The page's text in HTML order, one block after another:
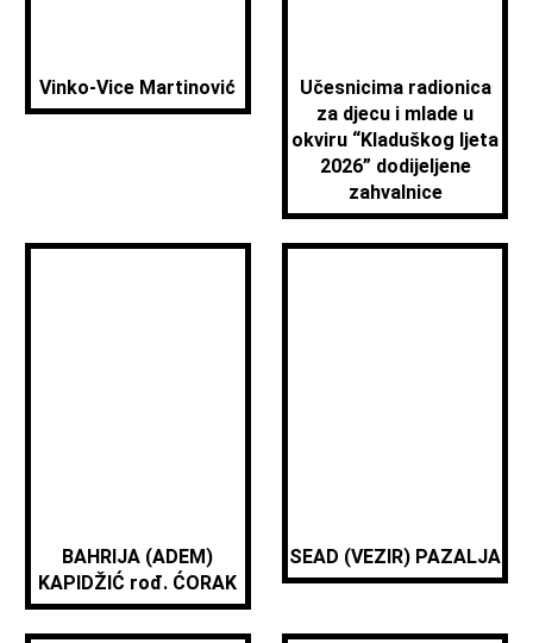
Vinko-Vice Martinović
Učesnicima radionica
za djecu i mlade u
okviru “Kladuškog ljeta
2026” dodijeljene
zahvalnice
BAHRIJA (ADEM)
KAPIDŽIĆ rođ. ĆORAK
SEAD (VEZIR) PAZALJA